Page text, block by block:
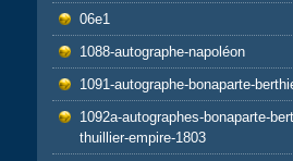
06e1
1088-autographe-napoléon
1091-autographe-bonaparte-
1092a-autographes-bonaparte-
thuillier-empire-1803